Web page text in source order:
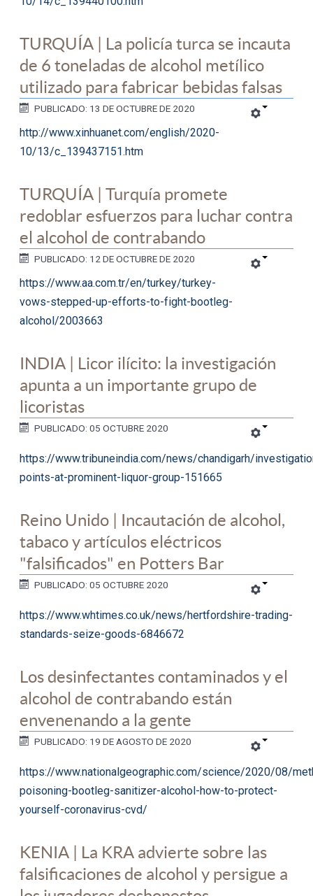
TURQUÍA | La policía turca se incauta
de 6 toneladas de alcohol metílico
utilizado para fabricar bebidas falsas
PUBLICADO: 13 DE OCTUBRE DE 2020
http://www.xinhuanet.com/english/2020-
10/13/c_139437151.htm
TURQUÍA | Turquía promete
redoblar esfuerzos para luchar contra
el alcohol de contrabando
PUBLICADO: 12 DE OCTUBRE DE 2020
https://www.aa.com.tr/en/turkey/turkey-
vows-stepped-up-efforts-to-fight-bootleg-
alcohol/2003663
INDIA | Licor ilícito: la investigación
apunta a un importante grupo de
licoristas
PUBLICADO: 05 OCTUBRE 2020
https://www.tribuneindia.com/news/chandigarh/
points-at-prominent-liquor-group-151665
Reino Unido | Incautación de alcohol,
tabaco y artículos eléctricos
"falsificados" en Potters Bar
PUBLICADO: 05 OCTUBRE 2020
https://www.whtimes.co.uk/news/hertfordshire-trading-
standards-seize-goods-6846672
Los desinfectantes contaminados y el
alcohol de contrabando están
envenenando a la gente
PUBLICADO: 19 DE AGOSTO DE 2020
https://www.nationalgeographic.com/science/2020/08/
poisoning-bootleg-sanitizer-alcohol-how-to-protect-
yourself-coronavirus-cvd/
KENIA | La KRA advierte sobre las
falsificaciones de alcohol y persigue a